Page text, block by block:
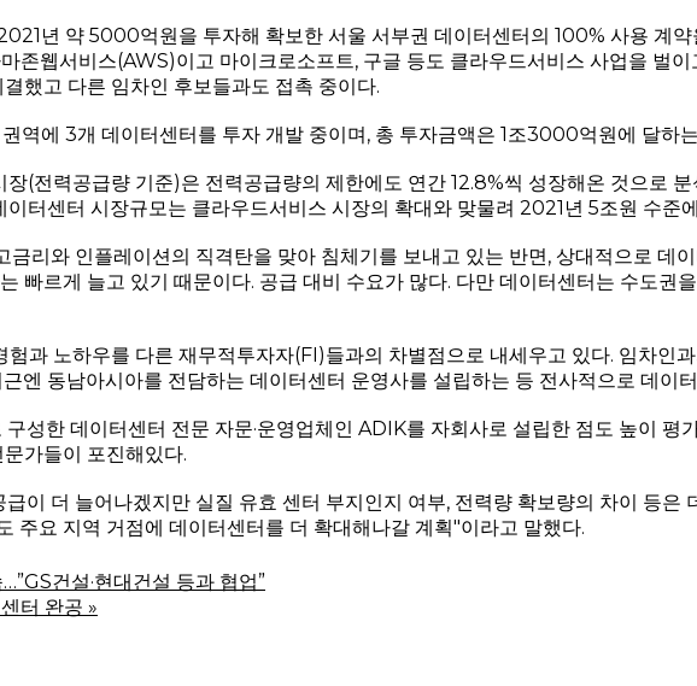
년 약 5000억원을 투자해 확보한 서울 서부권 데이터센터의 100% 사용 계
존웹서비스(AWS)이고 마이크로소프트, 구글 등도 클라우드서비스 사업을 벌
했고 다른 임차인 후보들과도 접촉 중이다.
역에 3개 데이터센터를 투자 개발 중이며, 총 투자금액은 1조3000억원에 달하
(전력공급량 기준)은 전력공급량의 제한에도 연간 12.8%씩 성장해온 것으로
이터센터 시장규모는 클라우드서비스 시장의 확대와 맞물려 2021년 5조원 수
리와 인플레이션의 직격탄을 맞아 침체기를 보내고 있는 반면, 상대적으로 데
빠르게 늘고 있기 때문이다. 공급 대비 수요가 많다. 다만 데이터센터는 수도권
과 노하우를 다른 재무적투자자(FI)들과의 차별점으로 내세우고 있다. 임차인
엔 동남아시아를 전담하는 데이터센터 운영사를 설립하는 등 전사적으로 데이
성한 데이터센터 전문 자문·운영업체인 ADIK를 자회사로 설립한 점도 높이
가들이 포진해있다.
이 더 늘어나겠지만 실질 유효 센터 부지인지 여부, 전력량 확보량의 차이 등
주요 지역 거점에 데이터센터를 더 확대해나갈 계획"이라고 말했다.
건설·현대건설 등과 협업”
터 완공 »